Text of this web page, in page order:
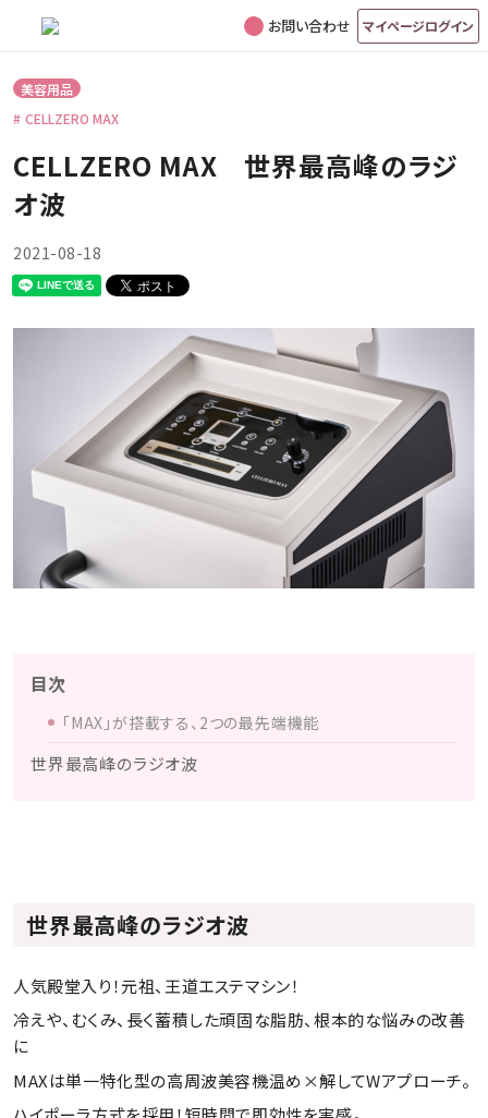
お問い合わせ マイページログイン
美容用品
CELLZERO MAX
CELLZERO MAX 世界最高峰のラジ
オ波
2021-08-18
目次
「MAX」が搭載する、2つの最先端機能
世界最高峰のラジオ波
世界最高峰のラジオ波
人気殿堂入り！元祖、王道エステマシン！
冷えや、むくみ、長く蓄積した頑固な脂肪、根本的な悩みの改善
に
MAXは単一特化型の高周波美容機温め×解してWアプローチ。